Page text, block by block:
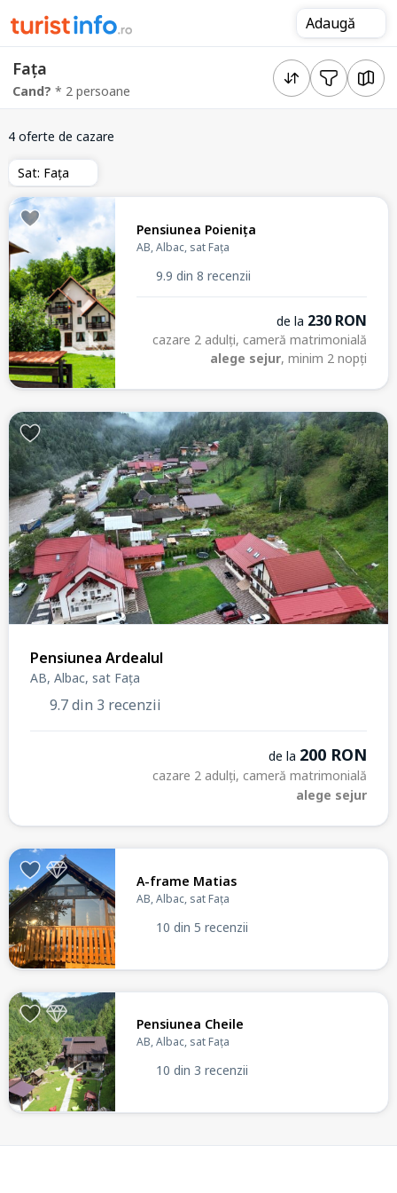
Adaugă
Fața
Cand? * 2 persoane
4 oferte de cazare
Sat: Fața
Pensiunea Poienița
AB, Albac, sat Fața
9.9 din 8 recenzii
de la 230 RON
cazare 2 adulți, cameră matrimonială
alege sejur, minim 2 nopți
Pensiunea Ardealul
AB, Albac, sat Fața
9.7 din 3 recenzii
de la 200 RON
cazare 2 adulți, cameră matrimonială
alege sejur
A-frame Matias
AB, Albac, sat Fața
10 din 5 recenzii
Pensiunea Cheile
AB, Albac, sat Fața
10 din 3 recenzii